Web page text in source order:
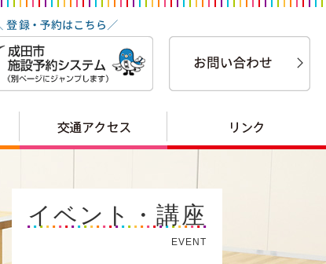
イベント・講座
EVENT